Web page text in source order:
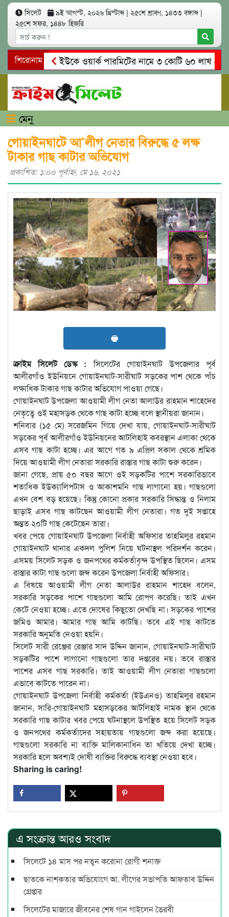
সিলেট ৯ই আগস্ট, ২০২৬ খ্রিস্টাব্দ | ২৫শে শ্রাবণ, ১৪৩৩ বঙ্গাব্দ |
২৫শে সফর, ১৪৪৮ হিজরি
শিরোনাম
ইউকে ওয়ার্ক পারমিটের নামে ৩ কোটি ৬০ লাখ কোটি
গোয়াইনঘাটে আলিম উদ্দিনের নেতৃত্বে চাঁদাবাজি ও
মেনু
গোয়াইনঘাটে আ’লীগ নেতার বিরুদ্ধে ৫ লক্ষ
টাকার গাছ কাটার অভিযোগ
প্রকাশিত: ১:০০ পূর্বাহ্ণ, মে ১৬, ২০২১
🖶
ক্রাইম সিলেট ডেস্ক : সিলেটের গোয়াইনঘাট উপজেলার পূর্ব
আলীরগাঁও ইউনিয়নে গোয়াইনঘাট-সারীঘাট সড়কের পাশ থেকে পাঁচ
লক্ষাধিক টাকার গাছ কাটার অভিযোগ পাওয়া গেছে।
গোয়াইনঘাট উপজেলা আওয়ামী লীগ নেতা আলাউর রাহমান শাহেদের
নেতৃত্বে ওই মহাসড়ক থেকে গাছ কাটা হচ্ছে বলে স্থানীয়রা জানান।
শনিবার (১৫ মে) সরেজমিন গিয়ে দেখা যায়, গোয়াইনঘাট-সারীঘাট
সড়কের পূর্ব আলীরগাঁও ইউনিয়নের আটলিহাই কবরস্থান এলাকা থেকে
এসব গাছ কাটা হচ্ছে। এর আগে গত ৯ এপ্রিল সকাল থেকে শ্রমিক
দিয়ে আওয়ামী লীগ নেতারা সরকারি রাস্তার গাছ কাটা শুরু করেন।
জানা গেছে, প্রায় ৫০ বছর আগে ওই সড়কটির পাশে সরকারিভাবে
শতাধিক ইউক্যালিপটাস ও আকাশমনি গাছ লাগানো হয়। গাছগুলো
এখন বেশ বড় হয়েছে। কিন্তু কোনো প্রকার সরকারি সিদ্ধান্ত ও নিলাম
ছাড়াই এসব গাছ কাটছেন আওয়ামী লীগ নেতারা। গত দুই সপ্তাহে
অন্তত ২০টি গাছ কেটেছেন তারা।
খবর পেয়ে গোয়াইনঘাট উপজেলা নির্বাহী অফিসার তাহমিলুর রহমান
গোয়াইনঘাট থানার একদল পুলিশ নিয়ে ঘটনাস্থল পরিদর্শন করেন।
এসময় সিলেট সড়ক ও জনপথের কর্মকর্তাবৃন্দ উপস্থিত ছিলেন। এসম
রাস্তার কাটা গাছ গুলো জব্দ করেন উপজেলা নির্বাহী অফিসার।
এ বিষয়ে আওয়ামী লীগ নেতা আলাউর রাহমান শাহেদ বলেন,
সরকারি সড়কের পাশে গাছগুলো আমি রোপণ করেছি। তাই এখন
কেটে নেওয়া হচ্ছে। এতে দোষের কিছুতো দেখছি না। সড়কের পাশের
জমিও আমার। আমার গাছ আমি কাটছি। তবে এই গাছ কাটতে
সরকারি অনুমতি নেওয়া হয়নি।
সিলেট সারী রেঞ্জের রেঞ্জার সাদ উদ্দিন জানান, গোয়াইনঘাট-সারীঘাট
সড়কটির পাশে লাগানো গাছগুলো তার দপ্তরের নয়। তবে রাস্তার
পাশের এসব গাছ সরকারি। তাই আওয়ামী লীগ নেতারা গাছগুলো
এভাবে কাটতে পারেন না।
গোয়াইনঘাট উপজেলা নির্বাহী কর্মকর্তা (ইউএনও) তাহমিলুর রহমান
জানান, সারি-গোয়াইনঘাট মহাসড়কের আটলিহাই নামক স্থান থেকে
সরকারি গাছ কাটার খবর পেয়ে ঘটনাস্থলে উপস্থিত হয়ে সিলেট সড়ক
ও জনপথের কর্মকর্তাদের সহায়তায় গাছগুলো জব্দ করা হয়েছে।
গাছগুলো সরকারি না ব্যক্তি মালিকানাধিন তা খতিয়ে দেখা হচ্ছে।
সরকারি হলে অবশ্যই দোষী ব্যক্তির বিরুদ্ধে ব্যবস্থা নেওয়া হবে।
Sharing is caring!
এ সংক্রান্ত আরও সংবাদ
সিলেটে ১৪ মাস পর নতুন করোনা রোগী শনাক্ত
ছাতকে নাশকতার অভিযোগে আ. লীগের সভাপ‌তি আফতাব উদ্দিন
গ্রেপ্তার
সিলেটের মাজারে জীবনের শেষ গান গাইলেন ভৈরবী